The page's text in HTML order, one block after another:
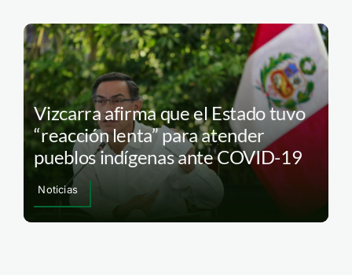
Vizcarra afirma que el Estado tuvo
“reacción lenta” para atender
pueblos indígenas ante COVID-19
Noticias